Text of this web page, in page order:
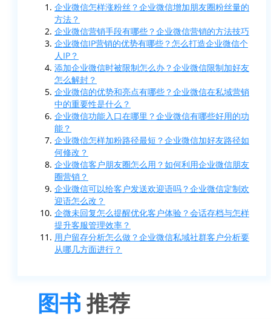
企业微信怎样涨粉丝？企业微信增加朋友圈粉丝量的
方法？
企业微信营销手段有哪些？企业微信营销的方法技巧
企业微信IP营销的优势有哪些？怎么打造企业微信个
人IP？
添加企业微信时被限制怎么办？企业微信限制加好友
怎么解封？
企业微信的优势和亮点有哪些？企业微信在私域营销
中的重要性是什么？
企业微信功能入口在哪里？企业微信有哪些好用的功
能？
企业微信怎样加粉路径最短？企业微信加好友路径如
何修改？
企业微信客户朋友圈怎么用？如何利用企业微信朋友
圈营销？
企业微信可以给客户发送欢迎语吗？企业微信定制欢
迎语怎么改？
企微未回复怎么提醒优化客户体验？会话存档与怎样
提升客服管理效率？
用户留存分析怎么做？企业微信私域社群客户分析要
从哪几方面进行？
图书推荐